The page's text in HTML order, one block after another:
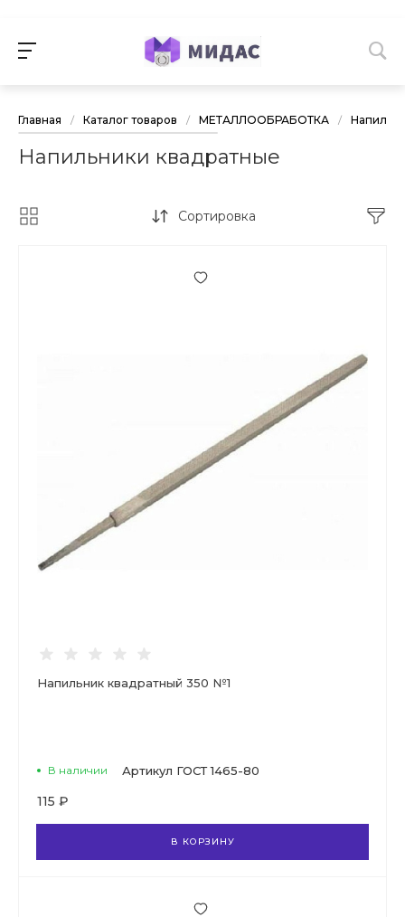
Главная / Каталог товаров / МЕТАЛЛООБРАБОТКА /
Напильники квадратные
Сортировка
Напильник квадратный 350 №1
В наличии Артикул ГОСТ 1465-80
115 ₽
В КОРЗИНУ